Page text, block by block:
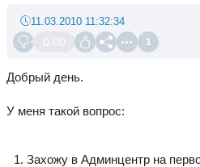
0.00 1
11.03.2010 11:32:34
Добрый день.
У меня такой вопрос:
Захожу в Админцентр на